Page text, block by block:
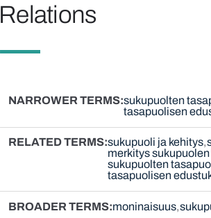
Relations
NARROWER TERMS sukupuolten
tasapuolisen
RELATED TERMS sukupuoli ja kehitys
merkitys
sukupuolten
tasapuolisen
BROADER TERMS moninaisuus